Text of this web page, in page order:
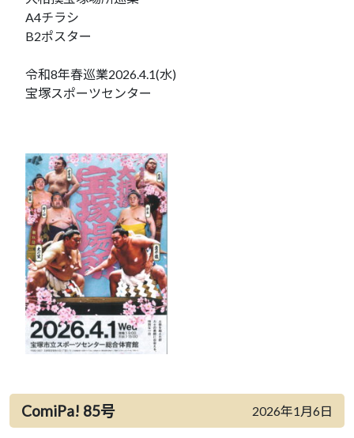
A4チラシ
B2ポスター
令和8年春巡業2026.4.1(水)
宝塚スポーツセンター
ComiPa! 85号 2026年1月6日